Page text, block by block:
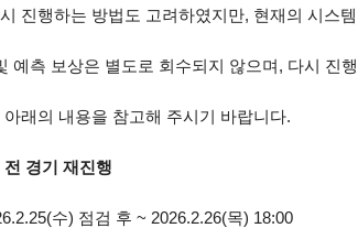
진행하는 방법도 고려하였지만, 현재의 시스
예측 보상은 별도로 회수되지 않으며, 다시 진
래의 내용을 참고해 주시기 바랍니다.
경기 재진행
수) 점검 후 ~ 2026.2.26(목) 18:00